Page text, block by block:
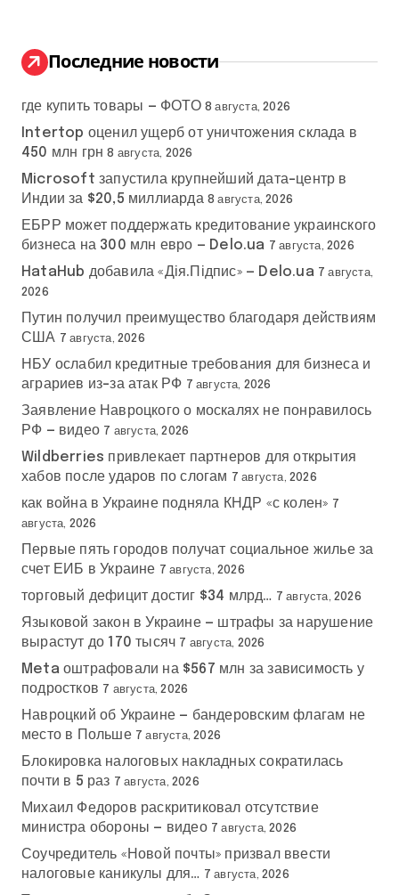
:
Последние новости
где купить товары — ФОТО 8 августа, 2026
Intertop оценил ущерб от уничтожения склада в
450 млн грн 8 августа, 2026
Microsoft запустила крупнейший дата-центр в
Индии за $20,5 миллиарда 8 августа, 2026
ЕБРР может поддержать кредитование украинского
бизнеса на 300 млн евро — Delo.ua 7 августа, 2026
HataHub добавила «Дія.Підпис» — Delo.ua 7 августа,
2026
Путин получил преимущество благодаря действиям
США 7 августа, 2026
НБУ ослабил кредитные требования для бизнеса и
аграриев из-за атак РФ 7 августа, 2026
Заявление Навроцкого о москалях не понравилось
РФ — видео 7 августа, 2026
Wildberries привлекает партнеров для открытия
хабов после ударов по слогам 7 августа, 2026
как война в Украине подняла КНДР «с колен» 7
августа, 2026
Первые пять городов получат социальное жилье за
счет ЕИБ в Украине 7 августа, 2026
торговый дефицит достиг $34 млрд… 7 августа, 2026
Языковой закон в Украине — штрафы за нарушение
вырастут до 170 тысяч 7 августа, 2026
Meta оштрафовали на $567 млн за зависимость у
подростков 7 августа, 2026
Навроцкий об Украине — бандеровским флагам не
место в Польше 7 августа, 2026
Блокировка налоговых накладных сократилась
почти в 5 раз 7 августа, 2026
Михаил Федоров раскритиковал отсутствие
министра обороны — видео 7 августа, 2026
Соучредитель «Новой почты» призвал ввести
налоговые каникулы для… 7 августа, 2026